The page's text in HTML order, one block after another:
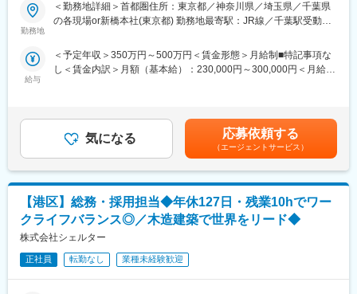
■想定されるキャリアパス：
アップも目指せます。
借金経営を続けています。社員数約360人に対して売上も約332億
円。社員1人あたりの売上が約1億円というゼネコンでもトップク
プライム市場「高松コンストラクショングループ」。
主に海上土木に強みを持ち、海上空港の施工で日本トップクラス
の実績を持つマリンコンストラクターです。
変更の範囲：会社の定める業務
■業務内容：
複数の現場を掛け持ちして頂く場合もあります。通勤可能な範囲
で現場を回っていただきます。（例：月・火はA現場 水・木・金
・工事関係書類の作成/入力業務（Excelなど）
・請求書の事務処理及びファイリング業務
・工事写真の整理/管理
・電話対応/メール対応
・来客対応（お茶出しなど）
・懇親会の準備
・事務所内清掃
※勉強会やDX推進等で汐留本社に出社する時もあります。
■ワークライフバランスが整う環境
勤務地
＜勤務地詳細＞首都圏住所：東京都／神奈川県／埼玉県／千葉県
の各現場or新橋本社(東京都) 勤務地最寄駅：JR線／千葉駅受動喫
給与
＜予定年収＞350万円～500万円＜賃金形態＞月給制■特記事項な
し＜賃金内訳＞月額（基本給）：230,000円～300,000円＜月給＞
回（7月・12月）賃金はあくまでも目安の金額であり、選考を通
じて上下する可能性があります。月給(月額)は固定手当を含めた表
記です。
気になる 応募依頼する
（エージェントサービス）
【港区】総務・採用担当◆年休127日・残業10hでワー
クライフバランス◎／木造建築で世界をリード◆
株式会社シェルター
正社員 転勤なし 業種未経験歓迎